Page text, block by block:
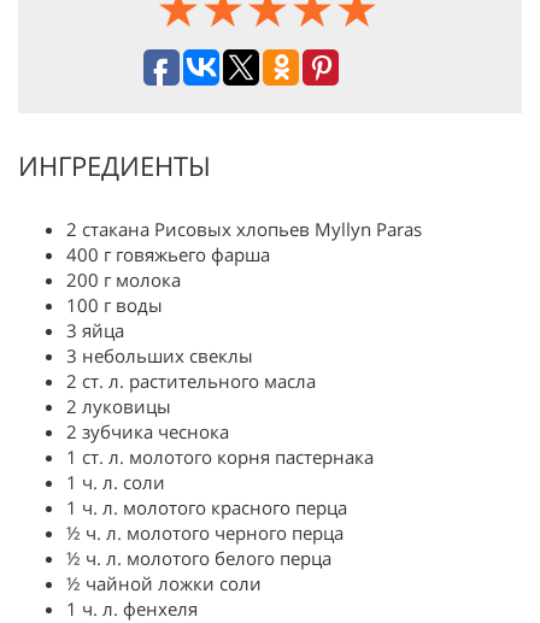
ИНГРЕДИЕНТЫ
2 стакана Рисовых хлопьев Myllyn Paras
400 г говяжьего фарша
200 г молока
100 г воды
3 яйца
3 небольших свеклы
2 ст. л. растительного масла
2 луковицы
2 зубчика чеснока
1 ст. л. молотого корня пастернака
1 ч. л. соли
1 ч. л. молотого красного перца
½ ч. л. молотого черного перца
½ ч. л. молотого белого перца
½ чайной ложки соли
1 ч. л. фенхеля